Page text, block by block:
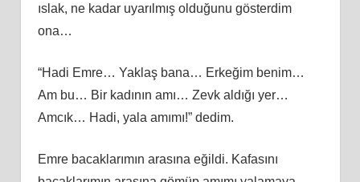
ıslak, ne kadar uyarılmış olduğunu gösterdim
ona…
“Hadi Emre… Yaklaş bana… Erkeğim benim…
Am bu… Bir kadının amı… Zevk aldığı yer…
Amcık… Hadi, yala amımı!” dedim.
Emre bacaklarımın arasına eğildi. Kafasını